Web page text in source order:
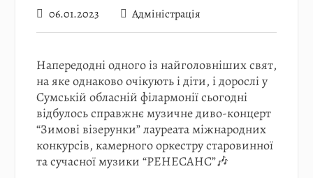
06.01.2023 Адміністрація
Напередодні одного із найголовніших свят,
на яке однаково очікують і діти, і дорослі у
Сумській обласній філармонії сьогодні
відбулось справжнє музичне диво-концерт
“Зимові візерунки” лауреата міжнародних
конкурсів, камерного оркестру старовинної
та сучасної музики “РЕНЕСАНС”🎶